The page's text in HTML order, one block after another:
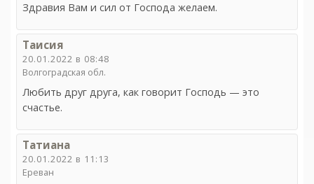
Здравия Вам и сил от Господа желаем.
Таисия
20.01.2022 в 08:48
Волгоградская обл.
Любить друг друга, как говорит Господь — это
счастье.
Татиана
20.01.2022 в 11:13
Ереван